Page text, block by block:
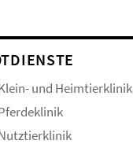
und Heimtierklinik